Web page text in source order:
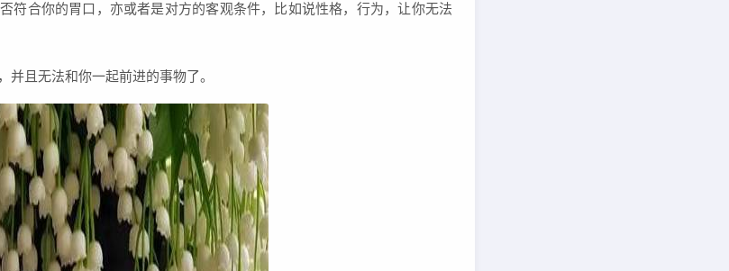
合你的胃口，亦或者是对方的客观条件，比如说性格，行为，让你无法
且无法和你一起前进的事物了。